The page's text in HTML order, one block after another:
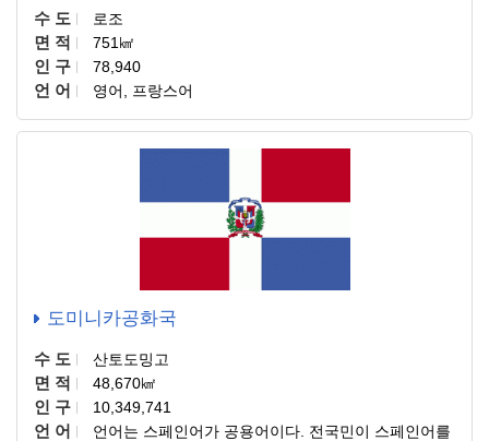
수 도 로조
면 적 751㎢
인 구 78,940
언 어 영어, 프랑스어
도미니카공화국
수 도 산토도밍고
면 적 48,670㎢
인 구 10,349,741
언 어
언어는 스페인어가 공용어이다. 전국민이 스페인어를